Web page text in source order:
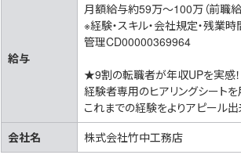
給与
月額給与約59万～100万（前職給
※経験・スキル・会社規定・残業
管理CD00000369964
★9割の転職者が年収UPを実感！
経験者専用のヒアリングシートを
これまでの経験をよりアピール
会社名
株式会社竹中工務店